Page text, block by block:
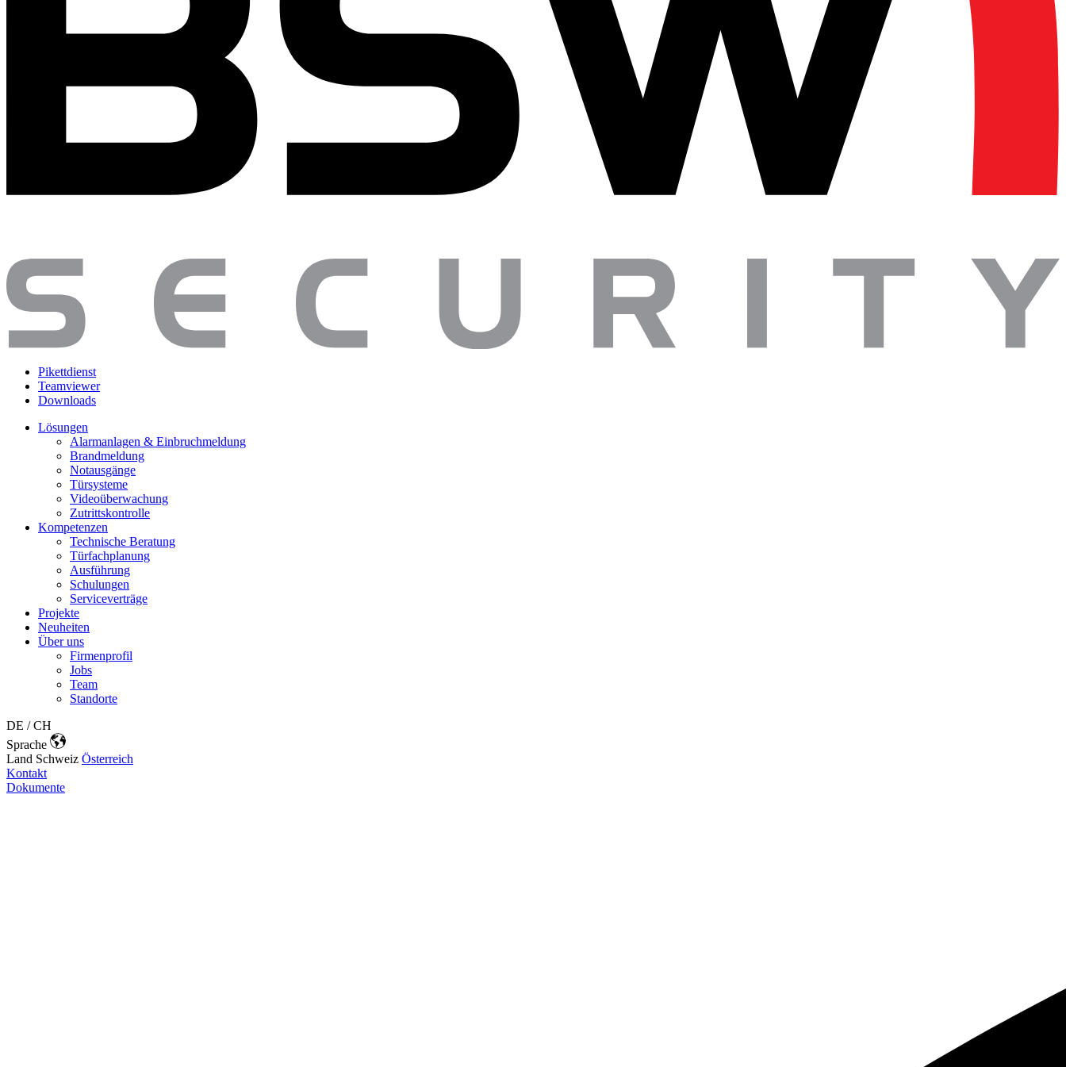
Pikettdienst
Teamviewer
Downloads
Lösungen
Alarmanlagen & Einbruchmeldung
Brandmeldung
Notausgänge
Türsysteme
Videoüberwachung
Zutrittskontrolle
Kompetenzen
Technische Beratung
Türfachplanung
Ausführung
Schulungen
Serviceverträge
Projekte
Neuheiten
Über uns
Firmenprofil
Jobs
Team
Standorte
DE / CH
Sprache
Land Schweiz Österreich
Kontakt
Dokumente